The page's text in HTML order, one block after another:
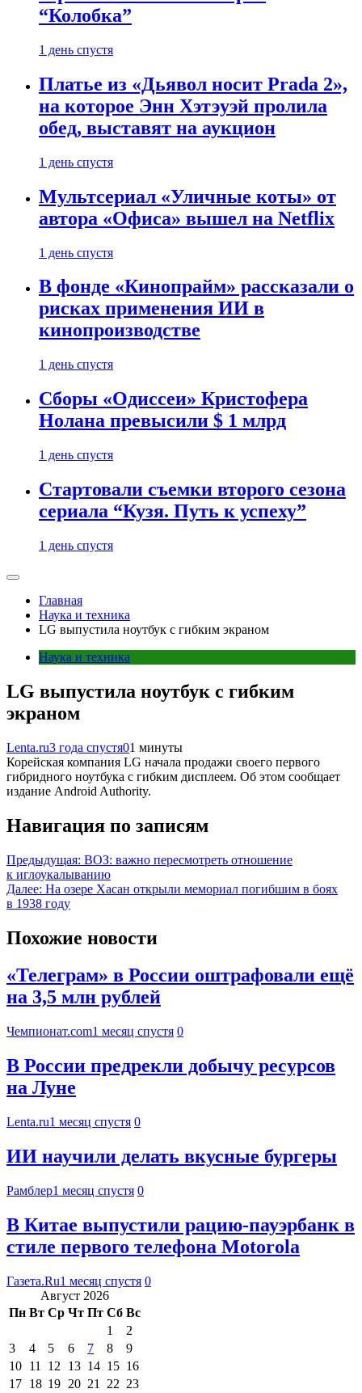
“Колобка”
1 день спустя
Платье из «Дьявол носит Prada 2»,
на которое Энн Хэтэуэй пролила
обед, выставят на аукцион
1 день спустя
Мультсериал «Уличные коты» от
автора «Офиса» вышел на Netflix
1 день спустя
В фонде «Кинопрайм» рассказали о
рисках применения ИИ в
кинопроизводстве
1 день спустя
Сборы «Одиссеи» Кристофера
Нолана превысили $ 1 млрд
1 день спустя
Стартовали съемки второго сезона
сериала “Кузя. Путь к успеху”
1 день спустя
Главная
Наука и техника
LG выпустила ноутбук с гибким экраном
Наука и техника
LG выпустила ноутбук с гибким
экраном
Lenta.ru3 года спустя01 минуты
Корейская компания LG начала продажи своего первого
гибридного ноутбука с гибким дисплеем. Об этом сообщает
издание Android Authority.
Навигация по записям
Предыдущая: ВОЗ: важно пересмотреть отношение
к иглоукалыванию
Далее: На озере Хасан открыли мемориал погибшим в боях
в 1938 году
Похожие новости
«Телеграм» в России оштрафовали ещё
на 3,5 млн рублей
Чемпионат.com1 месяц спустя 0
В России предрекли добычу ресурсов
на Луне
Lenta.ru1 месяц спустя 0
ИИ научили делать вкусные бургеры
Рамблер1 месяц спустя 0
В Китае выпустили рацию-пауэрбанк в
стиле первого телефона Motorola
Газета.Ru1 месяц спустя 0
Август 2026
Пн Вт Ср Чт Пт Сб Вс
1
2
3
4 5 6 7 8
9
10 11 12 13 14 15 16
17 18 19 20 21 22 23